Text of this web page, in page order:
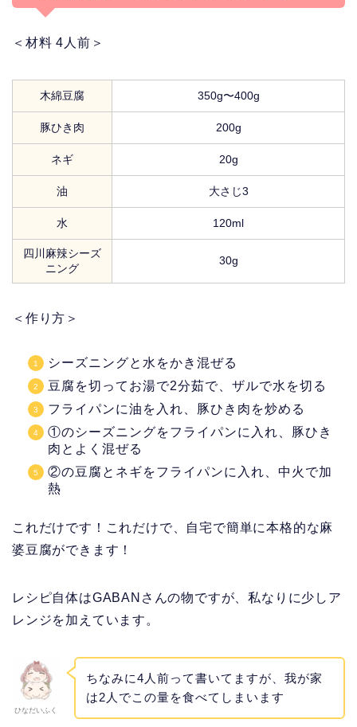
＜材料 4人前＞
木綿豆腐 350g〜400g
豚ひき肉 200g
ネギ 20g
油 大さじ3
水 120ml
四川麻辣シーズ
ニング
30g
＜作り方＞
シーズニングと水をかき混ぜる
豆腐を切ってお湯で2分茹で、ザルで水を切る
フライパンに油を入れ、豚ひき肉を炒める
①のシーズニングをフライパンに入れ、豚ひき
肉とよく混ぜる
②の豆腐とネギをフライパンに入れ、中火で加
熱
これだけです！これだけで、自宅で簡単に本格的な麻
婆豆腐ができます！
レシピ自体はGABANさんの物ですが、私なりに少しア
レンジを加えています。
ひなだいふく
ちなみに4人前って書いてますが、我が家
は2人でこの量を食べてしまいます